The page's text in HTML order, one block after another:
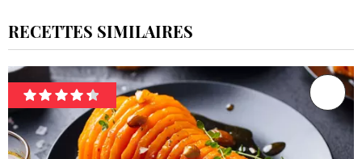
RECETTES SIMILAIRES